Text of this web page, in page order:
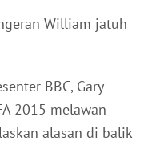
William jatuh
BBC, Gary
2015 melawan
alasan di balik